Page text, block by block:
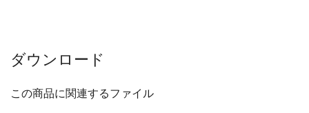
ダウンロード
この商品に関連するファイル